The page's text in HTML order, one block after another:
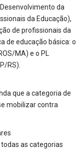
da
da Educação),
de profissionais da
de educação básica: o
MA) e o PL
RS).
que a categoria de
mobilizar contra
todas as categorias